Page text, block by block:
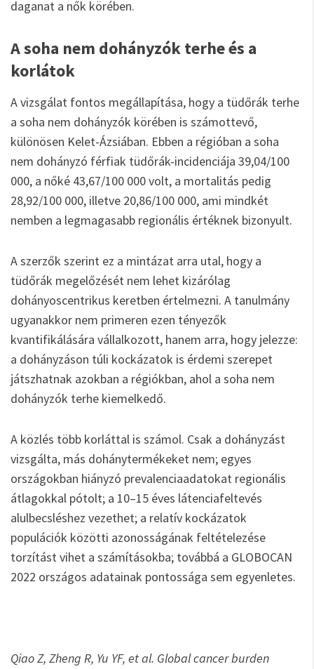
daganat a nők körében.
A soha nem dohányzók terhe és a
korlátok
A vizsgálat fontos megállapítása, hogy a tüdőrák terhe
a soha nem dohányzók körében is számottevő,
különösen Kelet-Ázsiában. Ebben a régióban a soha
nem dohányzó férfiak tüdőrák-incidenciája 39,04/100
000, a nőké 43,67/100 000 volt, a mortalitás pedig
28,92/100 000, illetve 20,86/100 000, ami mindkét
nemben a legmagasabb regionális értéknek bizonyult.
A szerzők szerint ez a mintázat arra utal, hogy a
tüdőrák megelőzését nem lehet kizárólag
dohányoscentrikus keretben értelmezni. A tanulmány
ugyanakkor nem primeren ezen tényezők
kvantifikálására vállalkozott, hanem arra, hogy jelezze:
a dohányzáson túli kockázatok is érdemi szerepet
játszhatnak azokban a régiókban, ahol a soha nem
dohányzók terhe kiemelkedő.
A közlés több korláttal is számol. Csak a dohányzást
vizsgálta, más dohánytermékeket nem; egyes
országokban hiányzó prevalenciaadatokat regionális
átlagokkal pótolt; a 10–15 éves látenciafeltevés
alulbecsléshez vezethet; a relatív kockázatok
populációk közötti azonosságának feltételezése
torzítást vihet a számításokba; továbbá a GLOBOCAN
2022 országos adatainak pontossága sem egyenletes.
Qiao Z, Zheng R, Yu YF, et al. Global cancer burden